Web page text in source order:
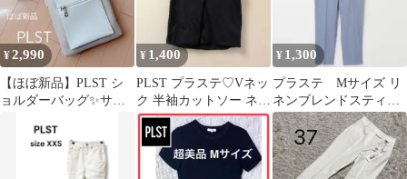
¥2,990
【ほぼ新品】PLST シ
ョルダーバッグ✨サコ
¥ 1,400
PLST プラステ♡Vネッ
ク 半袖カットソー ネイ
ビー M
¥ 1,300
プラステ Mサイズ リ
ネンブレンドスティッ
クパンツ テーパード